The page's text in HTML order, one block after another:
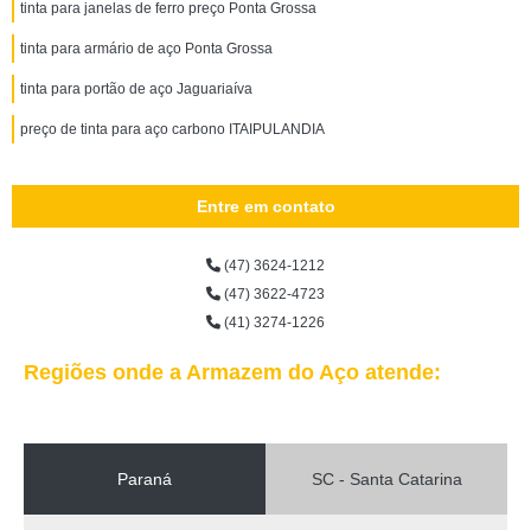
tinta para janelas de ferro preço Ponta Grossa
tinta para armário de aço Ponta Grossa
tinta para portão de aço Jaguariaíva
preço de tinta para aço carbono ITAIPULANDIA
Entre em contato
(47) 3624-1212
(47) 3622-4723
(41) 3274-1226
Regiões onde a Armazem do Aço atende:
Paraná SC - Santa Catarina